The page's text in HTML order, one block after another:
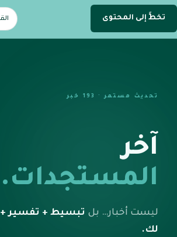
تخطَّ إلى المحتوى
DEV
devsamhan
تحديث مستمر · 193 خبر
آخر
المستجدات.
ليست أخبار… بل تبسيط + تفسير +
لك.